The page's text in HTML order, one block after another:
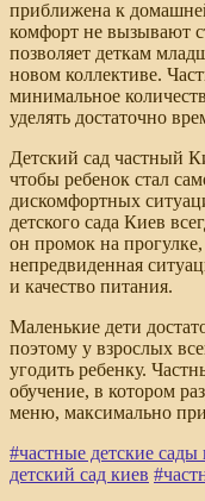
приближена к
комфорт не вызывают
позволяет деткам
новом коллективе.
минимальное
уделять достаточно
Детский сад частный
чтобы ребенок стал
дискомфортных
детского сада Киев
он промок на
непредвиденная
и качество питания.
Маленькие дети
поэтому у взрослых
угодить ребенку.
обучение, в котором
меню, максимально
#частные детские сады
детский сад киев #